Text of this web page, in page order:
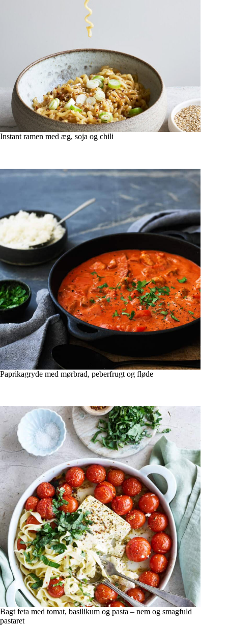
Instant ramen med æg, soja og chili
Paprikagryde med mørbrad, peberfrugt og fløde
Bagt feta med tomat, basilikum og pasta – nem og smagfuld
pastaret